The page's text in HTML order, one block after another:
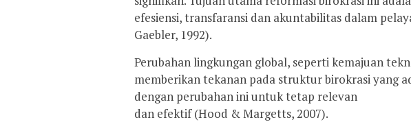
efesiensi, transfaransi dan akuntabilitas dalam
Gaebler, 1992).
Perubahan lingkungan global, seperti kemajuan
memberikan tekanan pada struktur birokrasi yang
dengan perubahan ini untuk tetap relevan
dan efektif (Hood & Margetts, 2007).